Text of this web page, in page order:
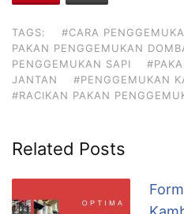
TAGS: #CARA
PAKAN PENGGEMUKAN
PENGGEMUKAN SAPI
JANTAN
#PENGGEMUKAN
#RACIKAN PAKAN
Related Posts